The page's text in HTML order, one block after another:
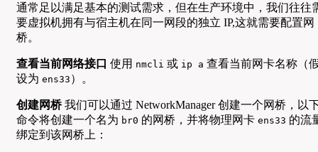
通常足以满足基本的测试需求，但在生产环境中，我们往往
要虚拟机拥有与宿主机在同一网段的独立 IP,这就需要配置网
桥。
查看当前网络接口 使用 nmcli 或 ip a 查看当前网卡名称（
设为 ens33 ）。
创建网桥我们可以通过 NetworkManager 创建一个网桥，以
命令将创建一个名为 br0 的网桥，并将物理网卡 ens33 的流
绑定到该网桥上：